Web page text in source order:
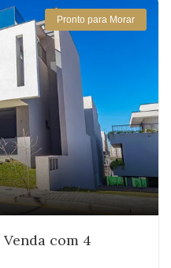
Pronto para Morar
com 4